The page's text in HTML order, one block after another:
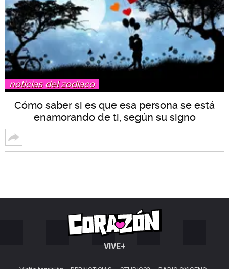
noticias del zodiaco
Cómo saber si es que esa persona se está
enamorando de ti, según su signo
VIVE+